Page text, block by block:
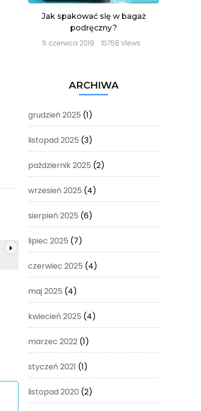
Jak spakować się w bagaż
podręczny?
5 czerwca 2019 15758 Views
ARCHIWA
grudzień 2025 (1)
listopad 2025 (3)
październik 2025 (2)
wrzesień 2025 (4)
sierpień 2025 (6)
lipiec 2025 (7)
czerwiec 2025 (4)
maj 2025 (4)
kwiecień 2025 (4)
marzec 2022 (1)
styczeń 2021 (1)
listopad 2020 (2)